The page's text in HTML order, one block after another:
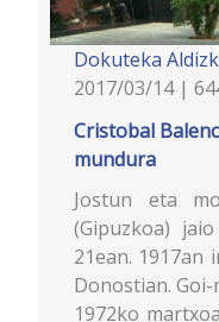
Dokuteka
2017/03/14 |
Cristobal
mundura
Jostun eta
(Gipuzkoa)
21ean. 1917an
Donostian.
1972ko